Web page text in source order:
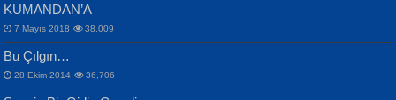
İPEK ACAR SERT
ERDEM BAYAZIT
Sana, Bana, Vatanıma, Ülkemin
KUMANDAN’A
7 Mayıs 2018 38,009
Bu Çılgın…
28 Ekim 2014 36,706